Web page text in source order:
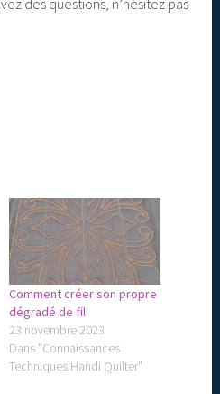
Comment créer son propre
dégradé de fil
23 novembre 2023
Dans "Connaissances
Techniques Handi Quilter"